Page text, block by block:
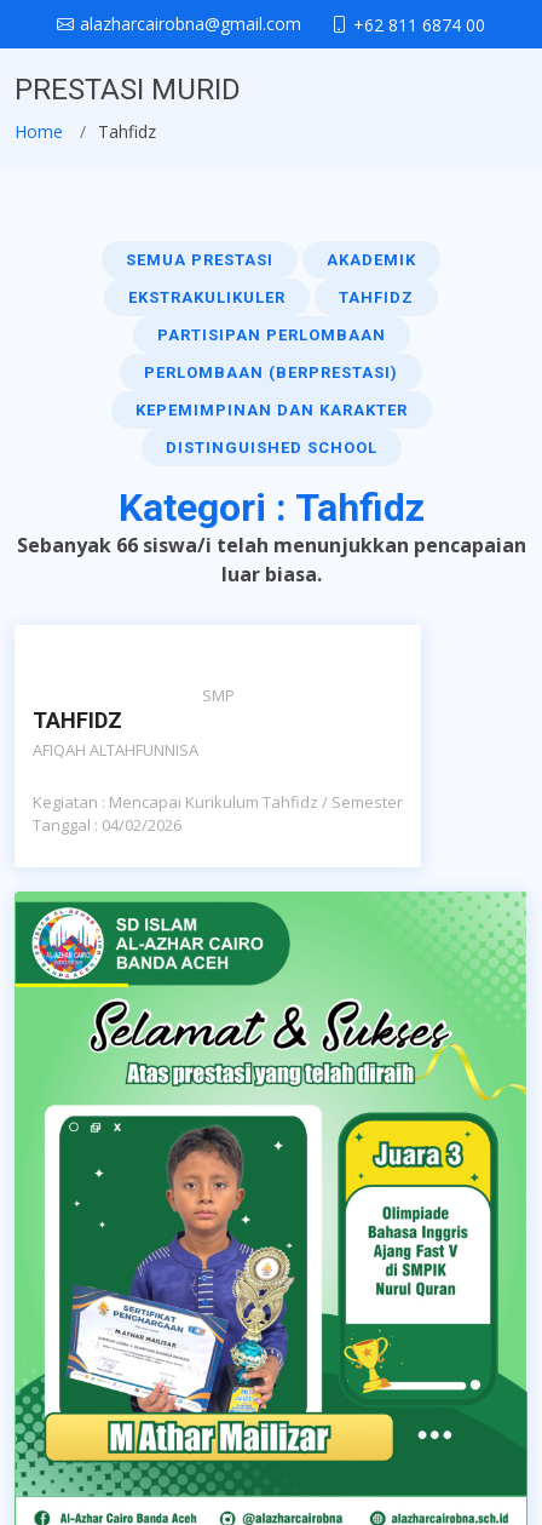
alazharcairobna@gmail.com +62 811 6874 00
PRESTASI MURID
Home Tahfidz
SEMUA PRESTASI AKADEMIK
EKSTRAKULIKULER TAHFIDZ
PARTISIPAN PERLOMBAAN
PERLOMBAAN (BERPRESTASI)
KEPEMIMPINAN DAN KARAKTER
DISTINGUISHED SCHOOL
Kategori : Tahfidz
Sebanyak 66 siswa/i telah menunjukkan pencapaian
luar biasa.
SMP
TAHFIDZ
AFIQAH ALTAHFUNNISA
Kegiatan : Mencapai Kurikulum Tahfidz / Semester
Tanggal : 04/02/2026